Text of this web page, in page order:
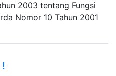
2003 tentang Fungsi
Nomor 10 Tahun 2001